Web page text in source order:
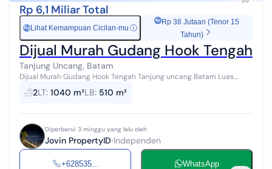
Rp 6,1 Miliar Total
Rp Lihat Kemampuan Cicilan-mu ⓘ
Rp 38 Jutaan (Tenor 15
Tahun)
Dijual Murah Gudang Hook Tengah
Tanjung Uncang, Batam
Dijual Murah Gudang Hook Tengah Tanjung uncang Batam Luas
2LT: 1040 m²LB: 510 m²
Diperbarui 3 minggu yang lalu oleh
Jovin PropertyID Independen
+628535... WhatsApp